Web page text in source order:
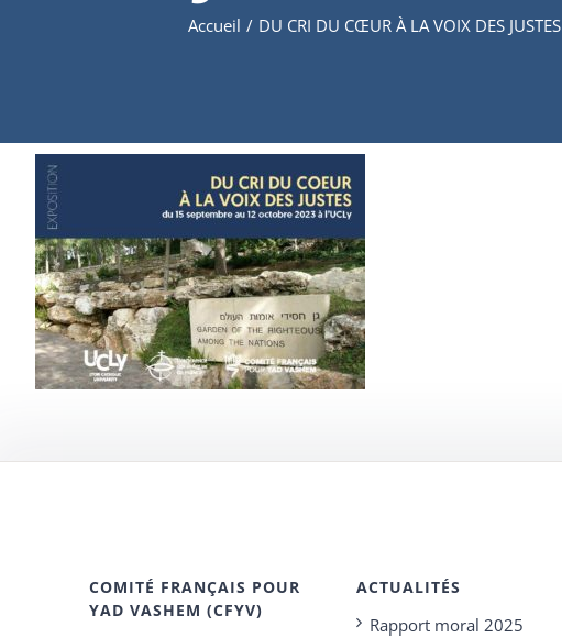
Accueil / DU CRI DU CŒUR À LA VOIX DES
COMITÉ FRANÇAIS POUR
YAD VASHEM (CFYV)
ACTUALITÉS
Rapport moral 2025